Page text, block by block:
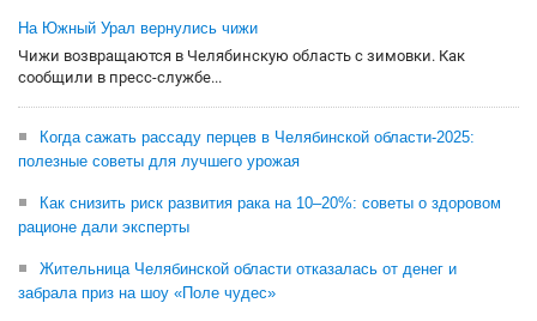
На Южный Урал вернулись чижи
Чижи возвращаются в Челябинскую область с зимовки. Как
сообщили в пресс-службе...
Когда сажать рассаду перцев в Челябинской области-2025:
полезные советы для лучшего урожая
Как снизить риск развития рака на 10–20%: советы о здоровом
рационе дали эксперты
Жительница Челябинской области отказалась от денег и
забрала приз на шоу «Поле чудес»